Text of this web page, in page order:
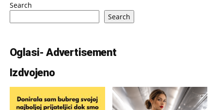
Search
Search
Oglasi- Advertisement
Izdvojeno